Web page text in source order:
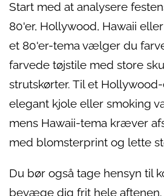
Start med at analysere
80'er, Hollywood, Hawaii
et 80'er-tema vælger du
farvede tøjstile med store
strutskørter. Til et
elegant kjole eller smoking
mens Hawaii-tema kræver
med blomsterprint og lette
Du bør også tage hensyn til
bevæge dig frit hele